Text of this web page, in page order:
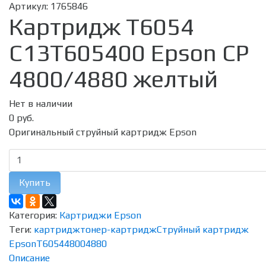
Артикул: 1765846
Картридж T6054
C13T605400 Epson CP
4800/4880 желтый
Нет в наличии
0 руб.
Оригинальный струйный картридж Epson
Купить
Категория: Картриджи Epson
Теги: картриджтонер-картриджСтруйный картридж
EpsonT605448004880
Описание